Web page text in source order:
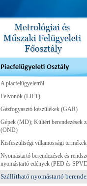
A piacfelügyeletről
Felvonók (LIFT)
Gázfogyasztó készülékek (GAR)
Gépek (MD); Kültéri berendezések
(OND)
Kisfeszültségi villamossági
Nyomástartó berendezések és
nyomástartó edények (PED és
Szállítható nyomástartó